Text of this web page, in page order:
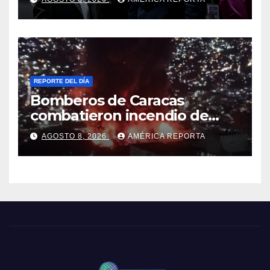
a retirar las restricciones
REPORTE DEL DÍA
Bomberos de Caracas
combatieron incendio de
gran magnitud en zona
industrial de El Llanito
AGOSTO 8, 2026 AMÉRICA REPORTA